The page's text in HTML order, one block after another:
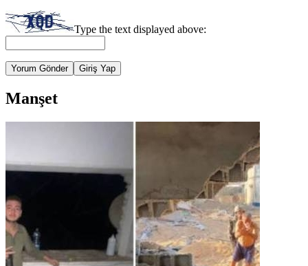
Type the text displayed above:
Yorum Gönder Giriş Yap
Manşet